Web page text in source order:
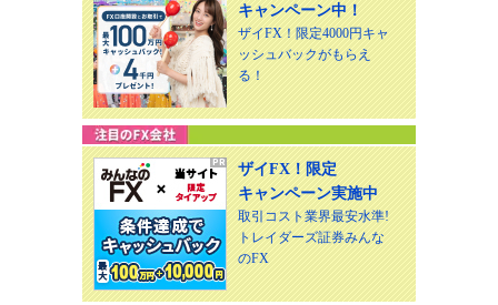
キャンペーン中！
ザイFX！限定4000円キャ
ッシュバックがもらえ
る！
ザイFX！限定
キャンペーン実施中
取引コスト業界最安水準!
トレイダーズ証券みんな
のFX